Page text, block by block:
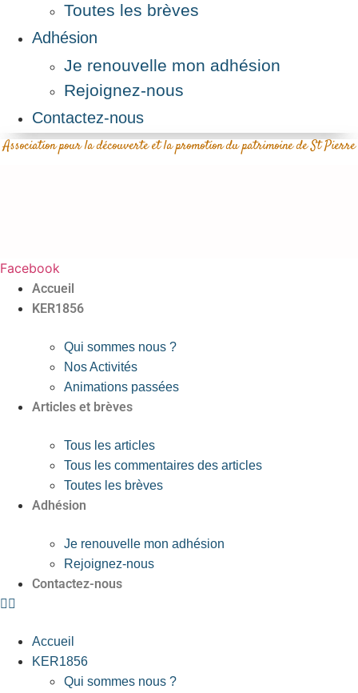
Toutes les brèves
Adhésion
Je renouvelle mon adhésion
Rejoignez-nous
Contactez-nous
Association pour la découverte et la promotion du patrimoine de St Pierre
Facebook
Accueil
KER1856
Qui sommes nous ?
Nos Activités
Animations passées
Articles et brèves
Tous les articles
Tous les commentaires des articles
Toutes les brèves
Adhésion
Je renouvelle mon adhésion
Rejoignez-nous
Contactez-nous
Accueil
KER1856
Qui sommes nous ?